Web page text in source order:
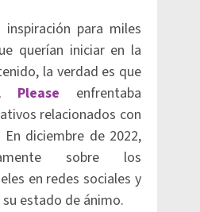
inspiración para miles
querían iniciar en la
la verdad es que
Please enfrentaba
relacionados con
diciembre de 2022,
sobre los
en redes sociales y
estado de ánimo.